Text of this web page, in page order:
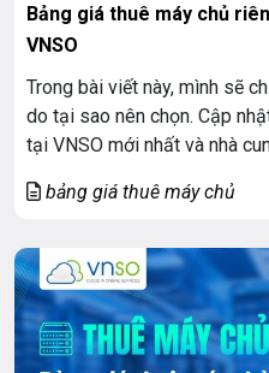
Bảng giá thuê máy chủ
VNSO
Trong bài viết này, mình sẽ
do tại sao nên chọn. Cập
tại VNSO mới nhất và nhà
quản lý […]
bảng giá thuê máy chủ